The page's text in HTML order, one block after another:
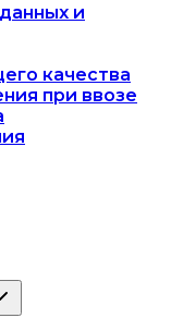
и
качества
при ввозе